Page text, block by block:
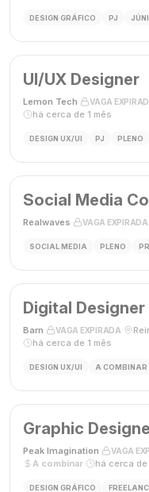
DESIGN GRÁFICO PJ
UI/UX Designer
Lemon Tech VAGA
há cerca de 1 mês
DESIGN UX/UI PJ PLENO
Realwaves VAGA EXPIRADA
SOCIAL MEDIA PLENO
Digital Designer
Barn VAGA EXPIRADA
há cerca de 1 mês
DESIGN UX/UI A COMBINAR
Graphic
Peak Imagination VAGA
A combinar
há cerca de
DESIGN GRÁFICO